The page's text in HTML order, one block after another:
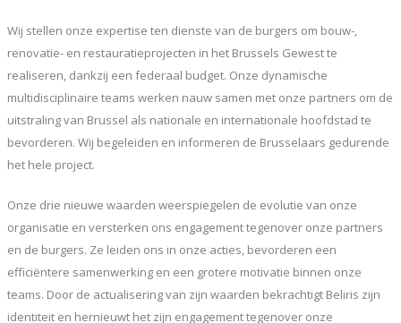
Wij stellen onze expertise ten dienste van de burgers om bouw-,
renovatie- en restauratieprojecten in het Brussels Gewest te
realiseren, dankzij een federaal budget. Onze dynamische
multidisciplinaire teams werken nauw samen met onze partners om de
uitstraling van Brussel als nationale en internationale hoofdstad te
bevorderen. Wij begeleiden en informeren de Brusselaars gedurende
het hele project.
Onze drie nieuwe waarden weerspiegelen de evolutie van onze
organisatie en versterken ons engagement tegenover onze partners
en de burgers. Ze leiden ons in onze acties, bevorderen een
efficiëntere samenwerking en een grotere motivatie binnen onze
teams. Door de actualisering van zijn waarden bekrachtigt Beliris zijn
identiteit en hernieuwt het zijn engagement tegenover onze